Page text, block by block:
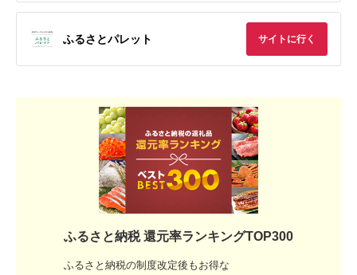
ふるさとパレット サイトに行く
ふるさと納税 還元率ランキングTOP300
ふるさと納税の制度改定後もお得な